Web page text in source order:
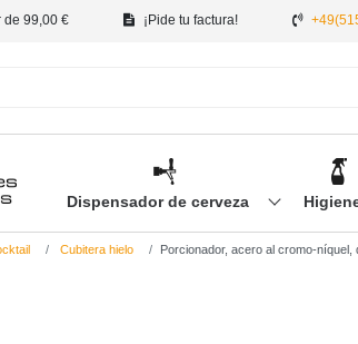
de 99,00 € ¡Pide tu factura!
Dispensador de cerveza
Cubitera hielo Porcionador, acero al cromo-níquel,